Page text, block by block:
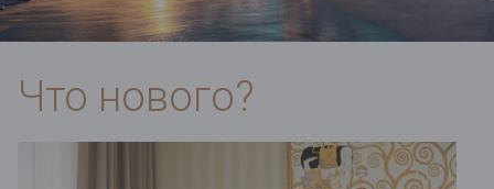
Что нового?